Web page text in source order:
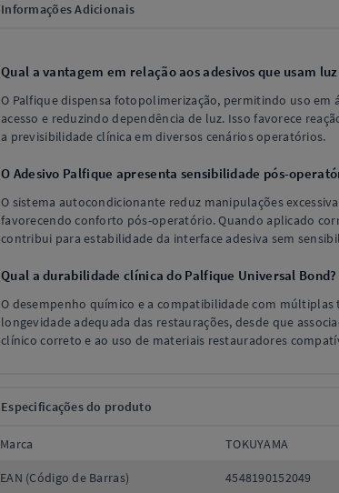
Informações Adicionais
Qual a vantagem em relação aos adesivos que usam
O Palfique dispensa fotopolimerização, permitindo uso em
acesso e reduzindo dependência de luz. Isso favorece
a previsibilidade clínica em diversos cenários operatórios.
O Adesivo Palfique apresenta sensibilidade pós-
O sistema autocondicionante reduz manipulações
favorecendo conforto pós-operatório. Quando aplicado
contribui para estabilidade da interface adesiva sem
Qual a durabilidade clínica do Palfique Universal Bond?
O desempenho químico e a compatibilidade com múltiplas
longevidade adequada das restaurações, desde que
clínico correto e ao uso de materiais restauradores
Especificações do produto
Marca TOKUYAMA
EAN (Código de Barras) 4548190152049